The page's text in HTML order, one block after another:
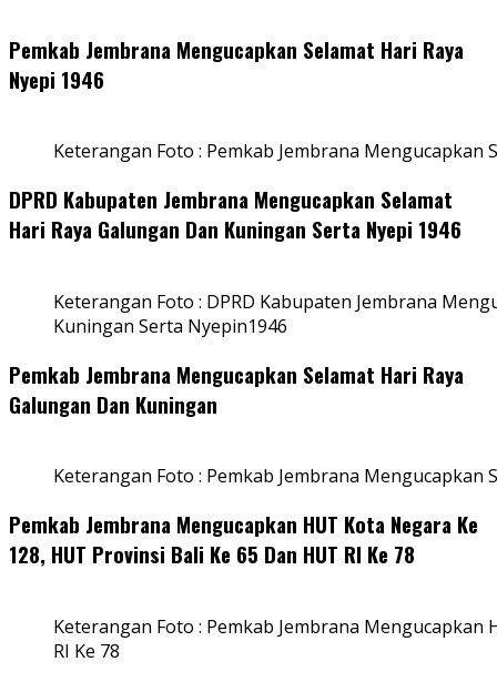
Pemkab Jembrana Mengucapkan Selamat Hari Raya
Nyepi 1946
Keterangan Foto : Pemkab Jembrana Mengucapkan
DPRD Kabupaten Jembrana Mengucapkan Selamat
Hari Raya Galungan Dan Kuningan Serta Nyepi 1946
Keterangan Foto : DPRD Kabupaten Jembrana
Kuningan Serta Nyepin1946
Pemkab Jembrana Mengucapkan Selamat Hari Raya
Galungan Dan Kuningan
Keterangan Foto : Pemkab Jembrana Mengucapkan
Pemkab Jembrana Mengucapkan HUT Kota Negara Ke
128, HUT Provinsi Bali Ke 65 Dan HUT RI Ke 78
Keterangan Foto : Pemkab Jembrana Mengucapkan
RI Ke 78